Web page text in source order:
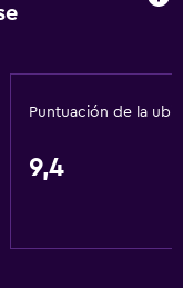
Puntuación de la
9,4